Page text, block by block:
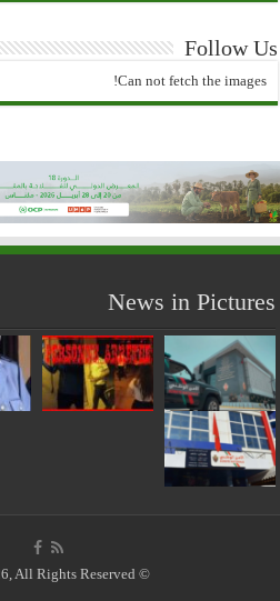
Follow Us
Can not fetch the images!
News in Pictures
© Copyright 2026, All Rights Reserved